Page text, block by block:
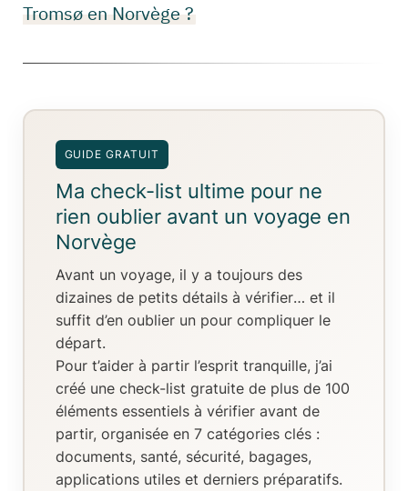
Tromsø en Norvège ?
GUIDE GRATUIT
Ma check-list ultime pour ne
rien oublier avant un voyage en
Norvège
Avant un voyage, il y a toujours des
dizaines de petits détails à vérifier… et il
suffit d’en oublier un pour compliquer le
départ.
Pour t’aider à partir l’esprit tranquille, j’ai
créé une check-list gratuite de plus de 100
éléments essentielsà vérifier avant de
partir, organisée en 7 catégories clés:
documents, santé, sécurité, bagages,
applications utiles et derniers préparatifs.